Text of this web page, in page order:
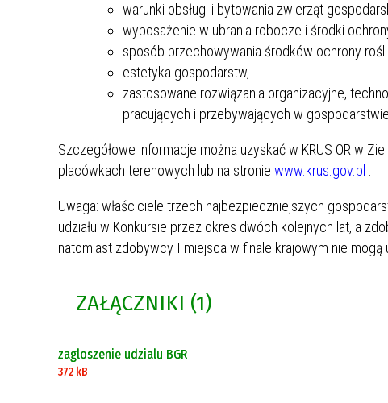
warunki obsługi i bytowania zwierząt
wyposażenie w ubrania robocze i środki
sposób przechowywania środków ochrony
estetyka gospodarstw,
zastosowane rozwiązania organizacyjne,
pracujących i przebywających w
Szczegółowe informacje można uzyskać w KRUS OR w
placówkach terenowych lub na stronie www.krus.gov.pl
Uwaga: właściciele trzech najbezpieczniejszych
udziału w Konkursie przez okres dwóch kolejnych lat, a
natomiast zdobywcy I miejsca w finale krajowym nie mogą
ZAŁĄCZNIKI (1)
zagloszenie udzialu BGR
372 kB